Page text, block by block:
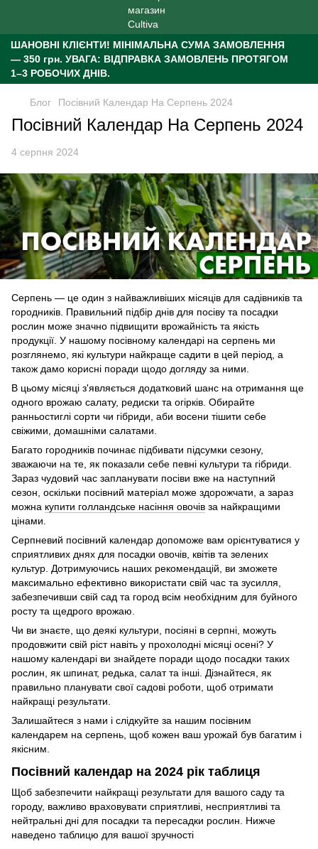
ШАНОВНІ КЛІЄНТИ! МІНІМАЛЬНА СУМА ЗАМОВЛЕННЯ
— 350 грн. УВАГА: ВІДПРАВКА ЗАМОВЛЕНЬ ПРОТЯГОМ
1–3 РОБОЧИХ ДНІВ.
Блог Посівний Календар На Серпень 2024
Посівний Календар На Серпень 2024
4 серпня 2024
Серпень — це один з найважливіших місяців для садівників та
городників. Правильний підбір днів для посіву та посадки
рослин може значно підвищити врожайність та якість
продукції. У нашому посівному календарі на серпень ми
розглянемо, які культури найкраще садити в цей період, а
також дамо корисні поради щодо догляду за ними.
В цьому місяці з'являється додатковий шанс на отримання ще
одного врожаю салату, редиски та огірків. Обирайте
ранньостиглі сорти чи гібриди, аби восени тішити себе
свіжими, домашніми салатами.
Багато городників починає підбивати підсумки сезону,
зважаючи на те, як показали себе певні культури та гібриди.
Зараз чудовий час запланувати посіви вже на наступний
сезон, оскільки посівний матеріал може здорожчати, а зараз
можна купити голландське насіння овочів за найкращими
цінами.
Серпневий посівний календар допоможе вам орієнтуватися у
сприятливих днях для посадки овочів, квітів та зелених
культур. Дотримуючись наших рекомендацій, ви зможете
максимально ефективно використати свій час та зусилля,
забезпечивши свій сад та город всім необхідним для буйного
росту та щедрого врожаю.
Чи ви знаєте, що деякі культури, посіяні в серпні, можуть
продовжити свій ріст навіть у прохолодні місяці осені? У
нашому календарі ви знайдете поради щодо посадки таких
рослин, як шпинат, редька, салат та інші. Дізнайтеся, як
правильно планувати свої садові роботи, щоб отримати
найкращі результати.
Залишайтеся з нами і слідкуйте за нашим посівним
календарем на серпень, щоб кожен ваш урожай був багатим і
якісним.
Посівний календар на 2024 рік таблиця
Щоб забезпечити найкращі результати для вашого саду та
городу, важливо враховувати сприятливі, несприятливі та
нейтральні дні для посадки та пересадки рослин. Нижче
наведено таблицю для вашої зручності